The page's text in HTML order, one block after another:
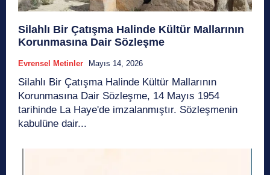
Silahlı Bir Çatışma Halinde Kültür Mallarının
Korunmasına Dair Sözleşme
Evrensel Metinler Mayıs 14, 2026
Silahlı Bir Çatışma Halinde Kültür Mallarının
Korunmasına Dair Sözleşme, 14 Mayıs 1954
tarihinde La Haye'de imzalanmıştır. Sözleşmenin
kabulüne dair...